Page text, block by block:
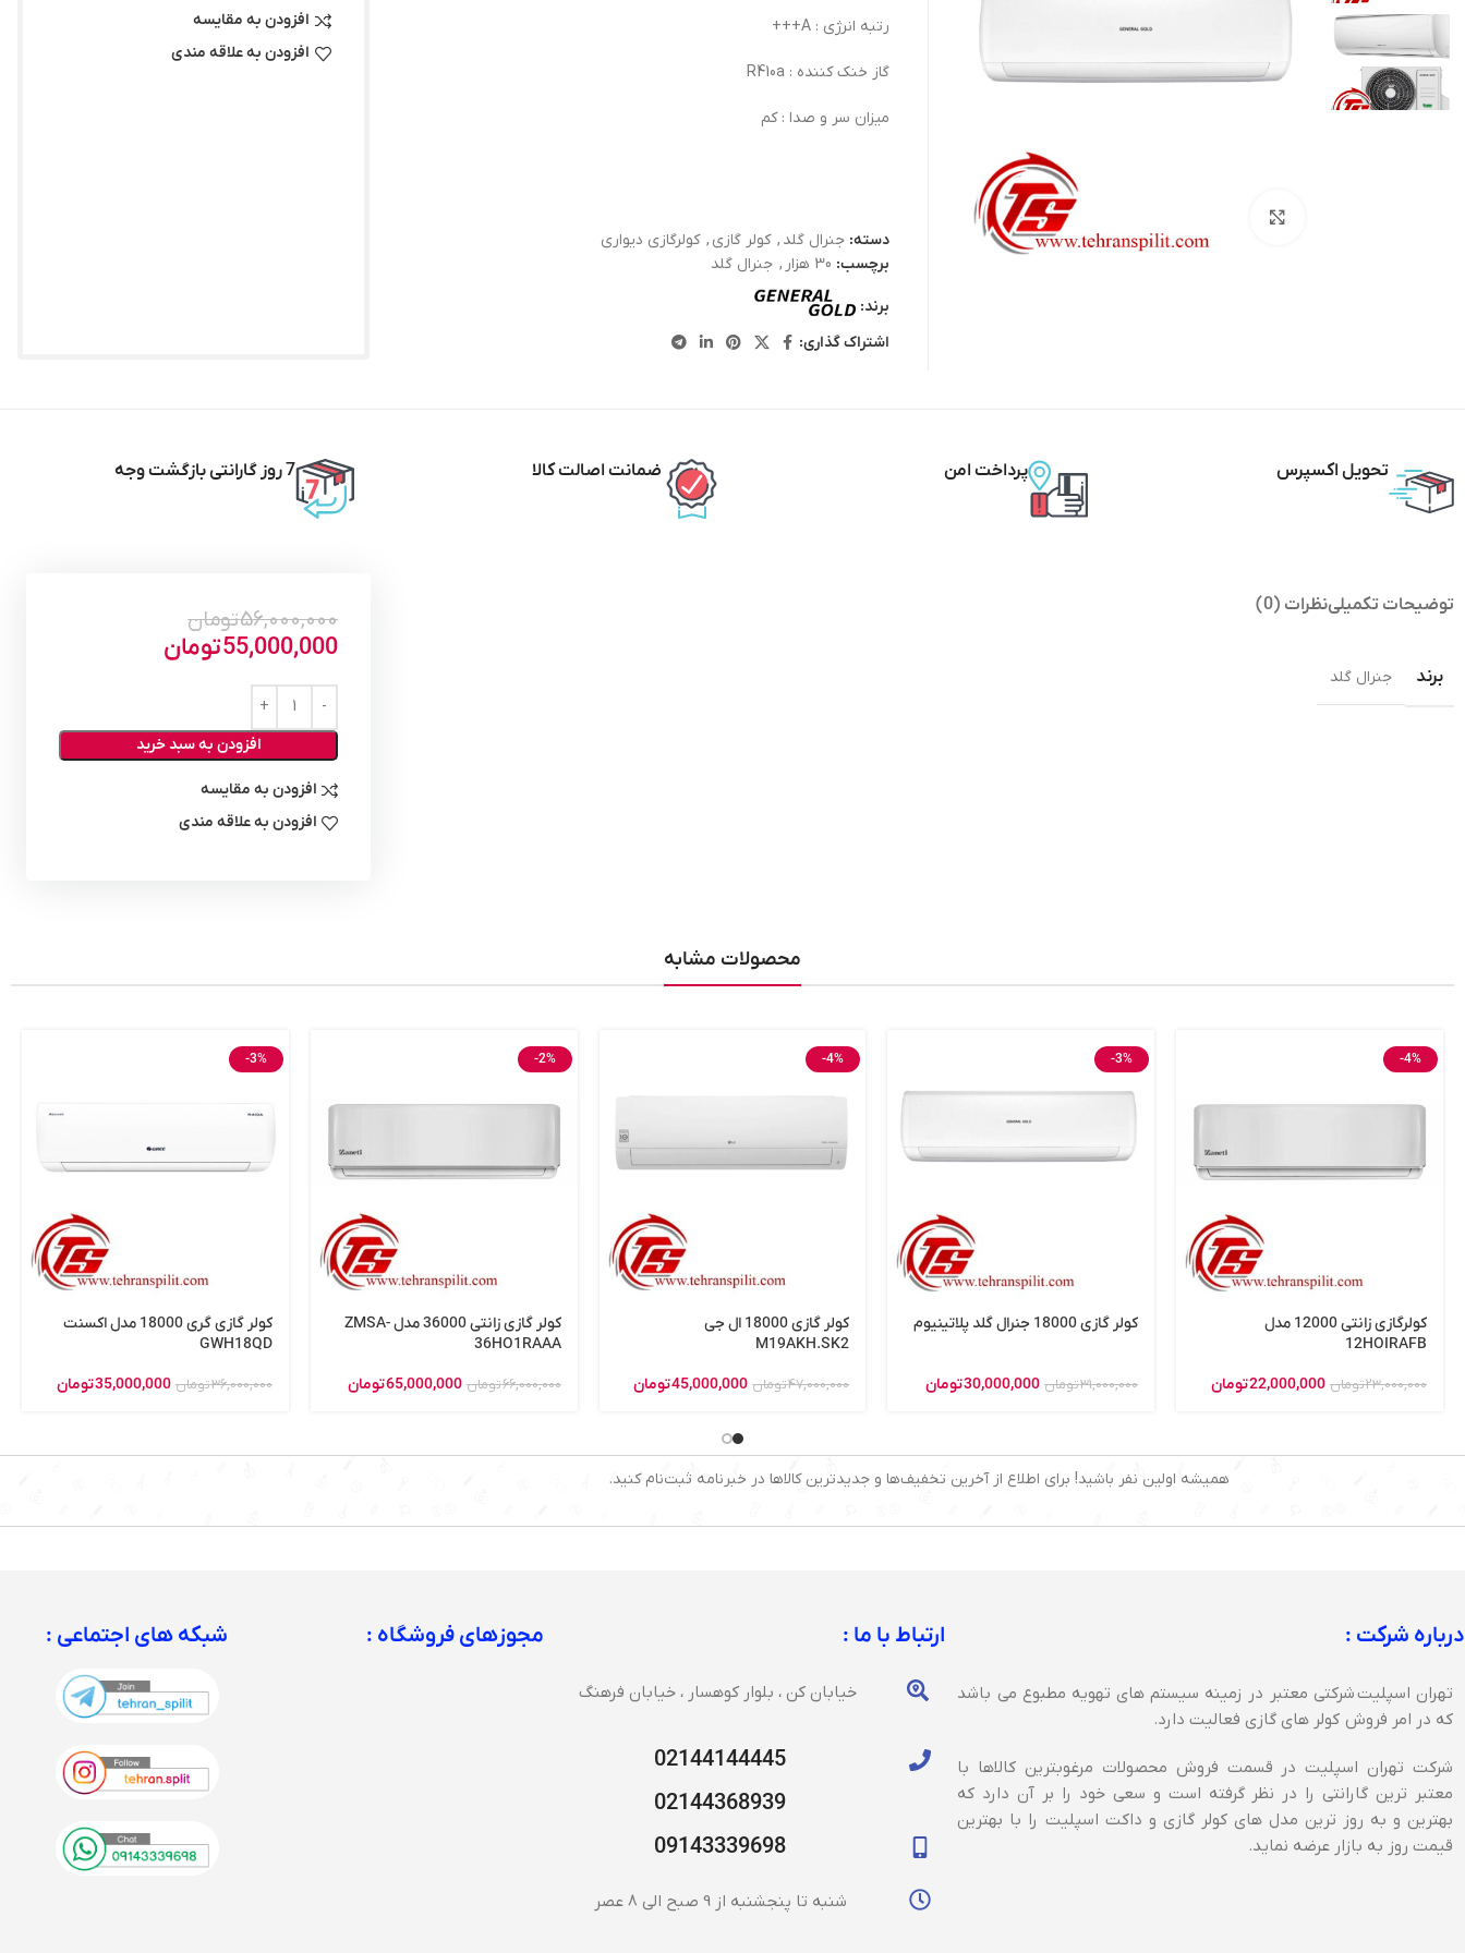
رتبه انرژی : A+++
گاز خنک کننده : R410a
میزان سر و صدا : کم
دسته: جنرال گلد , کولر گازی , کولرگازی دیواری
برچسب: 30 هزار , جنرال گلد
برند:
اشتراک گذاری:
افزودن به مقایسه
افزودن به علاقه مندی
تحویل اکسپرس پرداخت امن ضمانت اصالت کالا 7 روز گارانتی بازگشت وجه
توضیحات تکمیلینظرات (0)
برند جنرال گلد
56,000,000تومان
55,000,000تومان
افزودن به سبد خرید
افزودن به مقایسه
افزودن به علاقه مندی
محصولات مشابه
-4%
کولرگازی زانتی 12000 مدل
12HOIRAFB
23,000,000تومان 22,000,000تومان
-3%
کولر گازی 18000 جنرال گلد پلاتینیوم
31,000,000تومان 30,000,000تومان
-4%
کولر گازی 18000 ال جی
M19AKH.SK2
47,000,000تومان 45,000,000تومان
-2%
کولر گازی زانتی 36000 مدل ZMSA-
36HO1RAAA
66,000,000تومان 65,000,000تومان
-3%
کولر گازی گری 18000 مدل اکسنت
GWH18QD
36,000,000تومان 35,000,000تومان
همیشه اولین نفر باشید! برای اطلاع از آخرین تخفیف‌ها و جدیدترین کالاها در خبرنامه ثبت‌نام کنید.
درباره شرکت :
تهران اسپلیت شرکتی معتبر در زمینه سیستم های تهویه مطبوع می باشد
که در امر فروش کولر های گازی فعالیت دارد.
شرکت تهران اسپلیت در قسمت فروش محصولات مرغوبترین کالاها با
معتبر ترین گارانتی را در نظر گرفته است و سعی خود را بر آن دارد که
بهترین و به روز ترین مدل های کولر گازی و داکت اسپلیت را با بهترین
قیمت روز به بازار عرضه نماید.
ارتباط با ما :
خیابان کن ، بلوار کوهسار ، خیابان فرهنگ
02144144445
02144368939
09143339698
شنبه تا پنجشنبه از 9 صبح الی 8 عصر
مجوزهای فروشگاه : شبکه های اجتماعی :